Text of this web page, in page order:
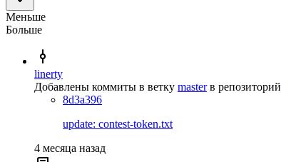
Меньше
Больше
linerty
Добавлены коммиты в ветку master в репозиторий
8d3a396
update: contest-token.txt
4 месяца назад